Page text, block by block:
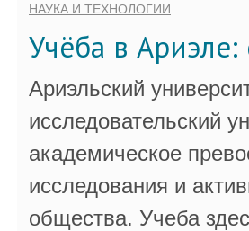
НАУКА И ТЕХНОЛОГИИ
Учёба в
Ариэльский
исследовательский
академическое
исследования и
общества. Учеба